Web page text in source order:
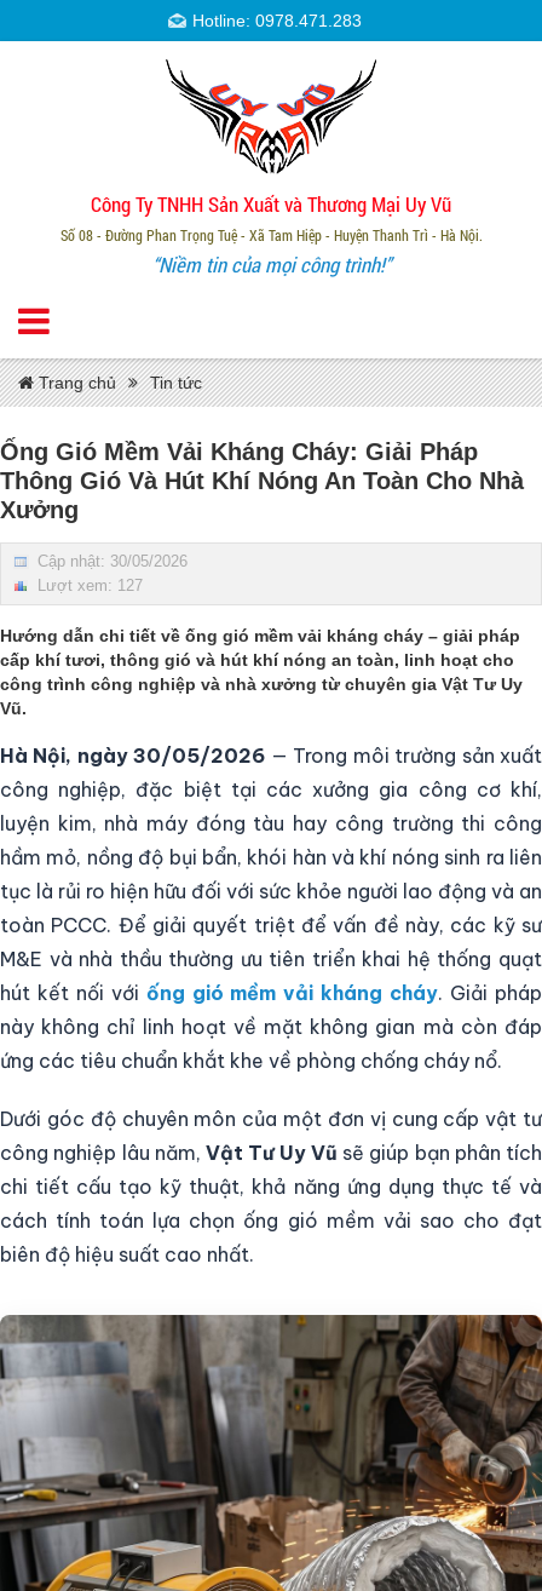
Hotline: 0978.471.283
Công Ty TNHH Sản Xuất và Thương Mại Uy Vũ
Số 08 - Đường Phan Trọng Tuệ - Xã Tam Hiệp - Huyện Thanh Trì - Hà Nội.
“Niềm tin của mọi công trình!”
Trang chủ Tin tức
Ống Gió Mềm Vải Kháng Cháy: Giải Pháp
Thông Gió Và Hút Khí Nóng An Toàn Cho Nhà
Xưởng
Cập nhật: 30/05/2026
Lượt xem: 127
Hướng dẫn chi tiết về ống gió mềm vải kháng cháy – giải pháp
cấp khí tươi, thông gió và hút khí nóng an toàn, linh hoạt cho
công trình công nghiệp và nhà xưởng từ chuyên gia Vật Tư Uy
Vũ.
Hà Nội, ngày 30/05/2026 — Trong môi trường sản xuất
công nghiệp, đặc biệt tại các xưởng gia công cơ khí,
luyện kim, nhà máy đóng tàu hay công trường thi công
hầm mỏ, nồng độ bụi bẩn, khói hàn và khí nóng sinh ra liên
tục là rủi ro hiện hữu đối với sức khỏe người lao động và an
toàn PCCC. Để giải quyết triệt để vấn đề này, các kỹ sư
M&E và nhà thầu thường ưu tiên triển khai hệ thống quạt
hút kết nối với ống gió mềm vải kháng cháy. Giải pháp
này không chỉ linh hoạt về mặt không gian mà còn đáp
ứng các tiêu chuẩn khắt khe về phòng chống cháy nổ.
Dưới góc độ chuyên môn của một đơn vị cung cấp vật tư
công nghiệp lâu năm, Vật Tư Uy Vũ sẽ giúp bạn phân tích
chi tiết cấu tạo kỹ thuật, khả năng ứng dụng thực tế và
cách tính toán lựa chọn ống gió mềm vải sao cho đạt
biên độ hiệu suất cao nhất.